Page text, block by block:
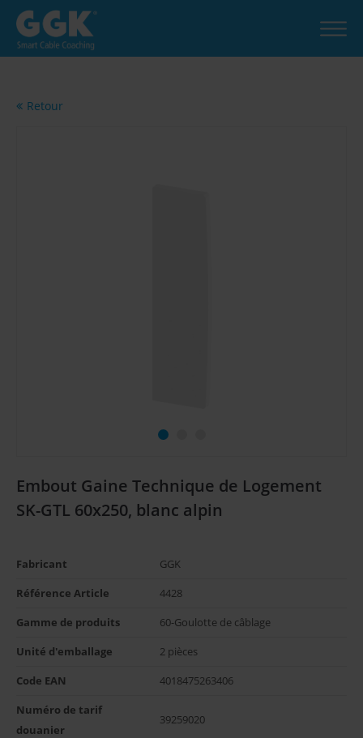
Retour
Embout Gaine Technique de Logement
SK-GTL 60x250, blanc alpin
Fabricant GGK
Référence Article 4428
Gamme de produits 60-Goulotte de câblage
Unité d'emballage 2 pièces
Code EAN 4018475263406
Numéro de tarif
douanier
39259020